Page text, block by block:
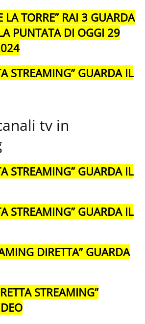
LA TORRE” RAI 3 GUARDA
PUNTATA DI OGGI 29
STREAMING” GUARDA IL
tv in
STREAMING” GUARDA IL
STREAMING” GUARDA IL
DIRETTA” GUARDA
STREAMING”